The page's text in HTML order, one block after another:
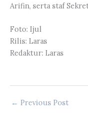
Arifin, serta staf
Foto: Ijul
Rilis: Laras
Redaktur: Laras
← Previous Post